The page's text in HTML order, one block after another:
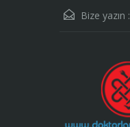
Bize yazın :